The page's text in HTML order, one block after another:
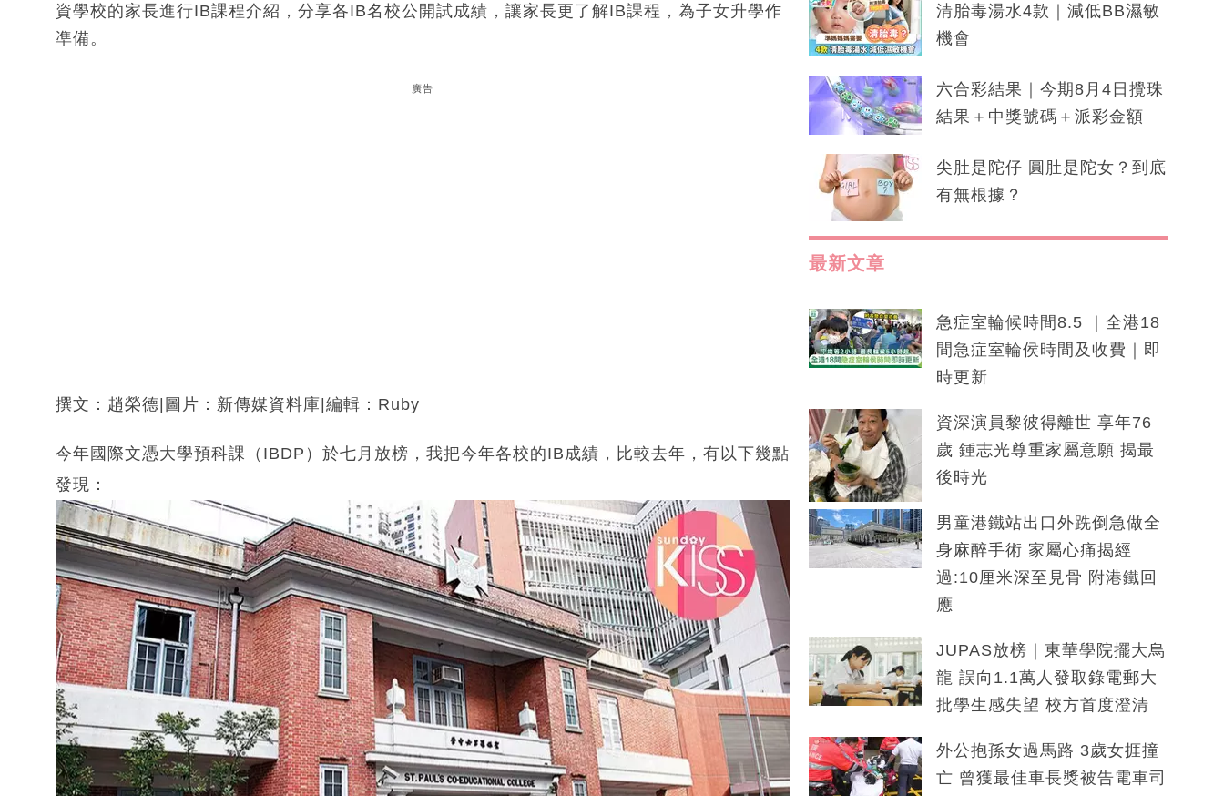
資學校的家長進行IB課程介紹，分享各IB名校公開試成績，讓家長更了解IB課程，為子女升學作
凖備。
廣告
撰文：趙榮德|圖片：新傳媒資料庫|編輯：Ruby
今年國際文憑大學預科課（IBDP）於七月放榜，我把今年各校的IB成績，比較去年，有以下幾點
發現：
清胎毒湯水4款｜減低BB濕敏
機會
六合彩結果｜今期8月4日攪珠
結果＋中獎號碼＋派彩金額
尖肚是陀仔 圓肚是陀女？到底
有無根據？
最新文章
急症室輪候時間8.5 ｜全港18
間急症室輪侯時間及收費｜即
時更新
資深演員黎彼得離世 享年76
歲 鍾志光尊重家屬意願 揭最
後時光
男童港鐵站出口外跣倒急做全
身麻醉手術 家屬心痛揭經
過:10厘米深至見骨 附港鐵回
應
JUPAS放榜｜東華學院擺大烏
龍 誤向1.1萬人發取錄電郵大
批學生感失望 校方首度澄清
外公抱孫女過馬路 3歲女捱撞
亡 曾獲最佳車長獎被告電車司